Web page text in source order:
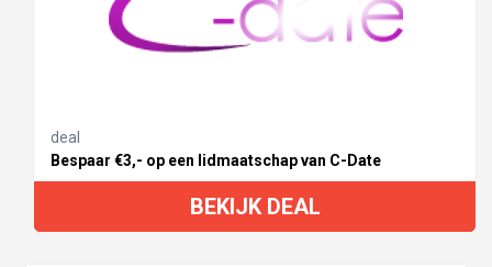
deal
Bespaar €3,- op een lidmaatschap van C-Date
BEKIJK DEAL